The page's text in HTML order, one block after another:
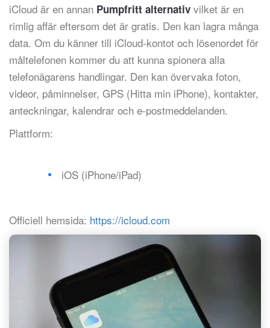
iCloud är en annan Pumpfritt alternativ vilket är en
rimlig affär eftersom det är gratis. Den kan lagra många
data. Om du känner till iCloud-kontot och lösenordet för
måltelefonen kommer du att kunna spionera alla
telefonägarens handlingar. Den kan övervaka foton,
videor, påminnelser, GPS (Hitta min iPhone), kontakter,
anteckningar, kalendrar och e-postmeddelanden.
Plattform:
iOS (iPhone/iPad)
Officiell hemsida: https://icloud.com